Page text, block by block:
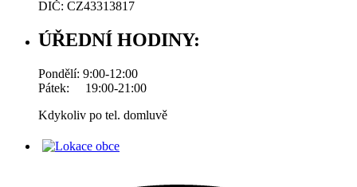
DIČ: CZ43313817
ÚŘEDNÍ HODINY:
Pondělí: 9:00-12:00
Pátek: 19:00-21:00
Kdykoliv po tel. domluvě